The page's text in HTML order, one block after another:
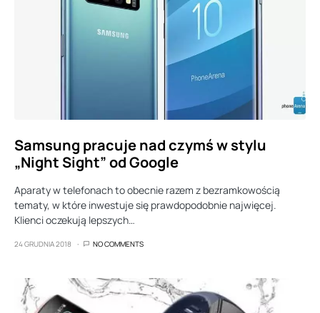
Samsung pracuje nad czymś w stylu
„Night Sight” od Google
Aparaty w telefonach to obecnie razem z bezramkowością
tematy, w które inwestuje się prawdopodobnie najwięcej.
Klienci oczekują lepszych…
24 GRUDNIA 2018 NO COMMENTS